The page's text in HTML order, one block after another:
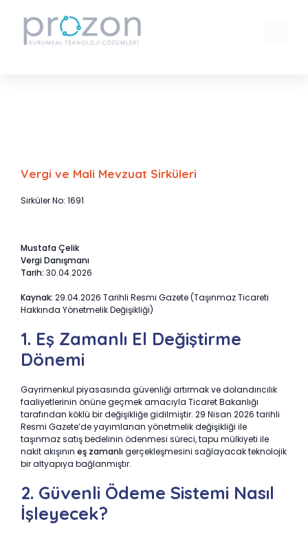
Vergi ve Mali Mevzuat Sirküleri
Sirküler No: 1691
Mustafa Çelik
Vergi Danışmanı
Tarih: 30.04.2026
Kaynak: 29.04.2026 Tarihli Resmi Gazete (Taşınmaz Ticareti
Hakkında Yönetmelik Değişikliği)
1. Eş Zamanlı El Değiştirme
Dönemi
Gayrimenkul piyasasında güvenliği artırmak ve dolandırıcılık
faaliyetlerinin önüne geçmek amacıyla Ticaret Bakanlığı
tarafından köklü bir değişikliğe gidilmiştir. 29 Nisan 2026 tarihli
Resmi Gazete’de yayımlanan yönetmelik değişikliği ile
taşınmaz satış bedelinin ödenmesi süreci, tapu mülkiyeti ile
nakit akışının eş zamanlıgerçekleşmesini sağlayacak teknolojik
bir altyapıya bağlanmıştır.
2. Güvenli Ödeme Sistemi Nasıl
İşleyecek?